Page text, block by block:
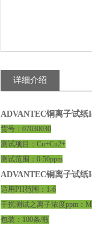
详细介绍
ADVANTEC铜离子试纸
货号：07030030
测试项目：Cu+Cu2+
测试范围：0-50ppm
ADVANTEC铜离子试纸
适用PH范围：1-6
干扰测试之离子浓度ppm：
包装：100条/瓶